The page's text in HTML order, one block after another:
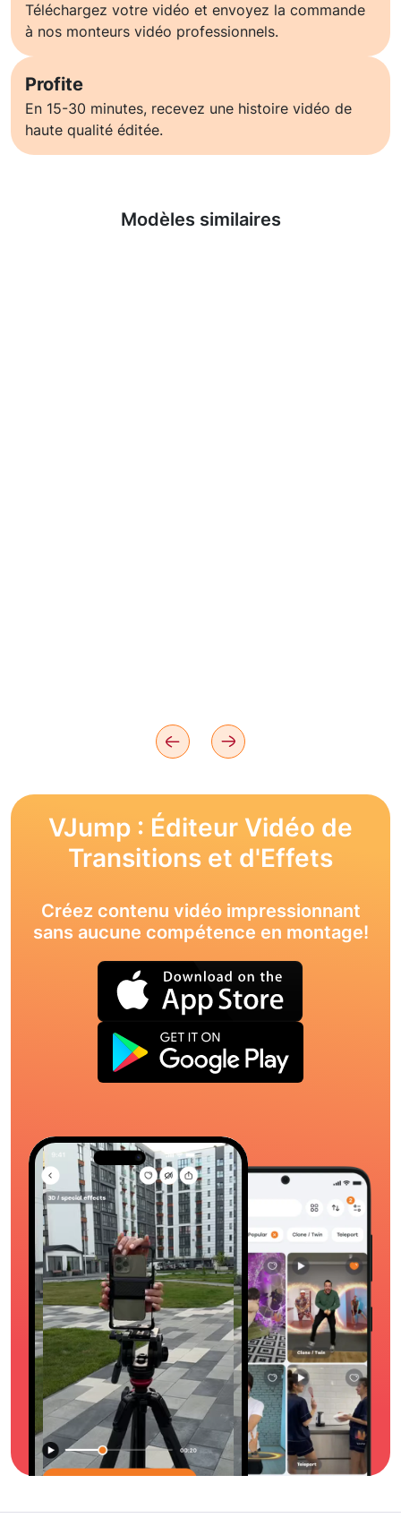
Téléchargez votre vidéo et envoyez la commande
à nos monteurs vidéo professionnels.
Profite
En 15-30 minutes, recevez une histoire vidéo de
haute qualité éditée.
Modèles similaires
En savoir plus
VJump : Éditeur Vidéo de
Transitions et d'Effets
Créez contenu vidéo impressionnant
sans aucune compétence en montage!